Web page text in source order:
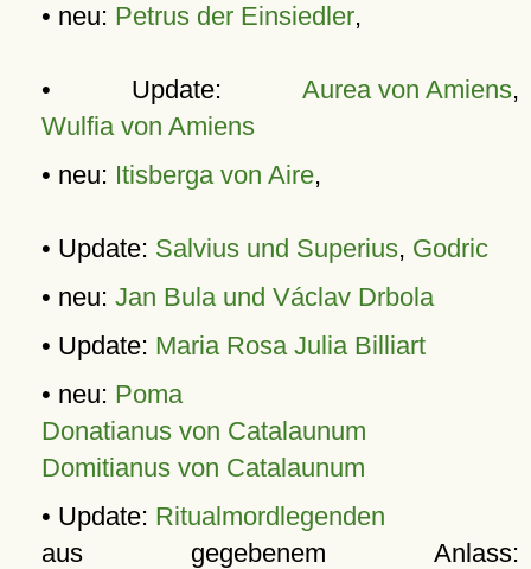
• neu: Petrus der Einsiedler,
• Update: Aurea von Amiens,
Wulfia von Amiens
• neu: Itisberga von Aire,
• Update: Salvius und Superius, Godric
• neu: Jan Bula und Václav Drbola
• Update: Maria Rosa Julia Billiart
• neu: Poma
Donatianus von Catalaunum
Domitianus von Catalaunum
• Update: Ritualmordlegenden
aus gegebenem Anlass: